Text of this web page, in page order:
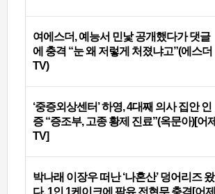
여에스더, 예능서 민낯 공개했다가 댓글
에 충격 “눈 왜 저렇게 처졌냐고”(에스더
TV)
‘중증외상센터’ 하영, 4대째 의사 집안 인
증 “증조부, 고종 황제 진료”(옥문아)[어제
TV]
박나래 이장우 떠난 ‘나혼산’ 덩어리즈 왔
다, 1인 1케이크에 팜유 전현무 충격[어제